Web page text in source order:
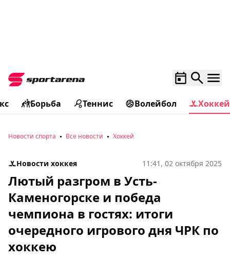
Борьба Теннис Волейбол Хоккей
Новости спорта Все новости Хоккей
Новости хоккея 11:41, 02 октября 2025
Лютый разгром в Усть-
Каменогорске и победа
чемпиона в гостях: итоги
очередного игрового дня ЧРК по
хоккею